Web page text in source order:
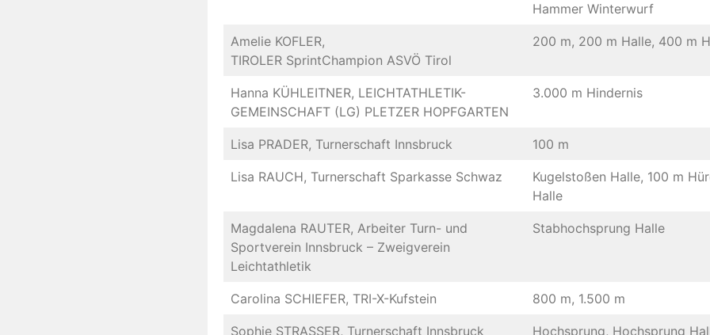
Hammer Winterwurf
Amelie KOFLER,
TIROLER SprintChampion ASVÖ Tirol
200 m, 200 m Halle, 400 m
Hanna KÜHLEITNER, LEICHTATHLETIK-
GEMEINSCHAFT (LG) PLETZER HOPFGARTEN
3.000 m Hindernis
Lisa PRADER, Turnerschaft Innsbruck 100 m
Lisa RAUCH, Turnerschaft Sparkasse Schwaz
Kugelstoßen Halle, 100 m
Halle
Magdalena RAUTER, Arbeiter Turn- und
Sportverein Innsbruck – Zweigverein
Leichtathletik
Stabhochsprung Halle
Carolina SCHIEFER, TRI-X-Kufstein 800 m, 1.500 m
Sophie STRASSER, Turnerschaft Innsbruck Hochsprung, Hochsprung